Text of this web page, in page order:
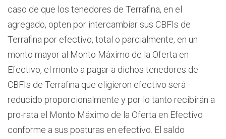
caso de que los tenedores de Terrafina, en el
agregado, opten por intercambiar sus CBFIs de
Terrafina por efectivo, total o parcialmente, en un
monto mayor al Monto Máximo de la Oferta en
Efectivo, el monto a pagar a dichos tenedores de
CBFIs de Terrafina que eligieron efectivo será
reducido proporcionalmente y por lo tanto recibirán a
pro-rata el Monto Máximo de la Oferta en Efectivo
conforme a sus posturas en efectivo. El saldo